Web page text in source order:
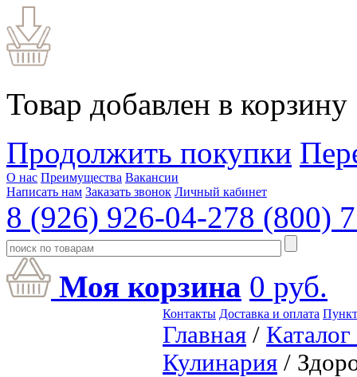
Товар добавлен в корзину
Продолжить покупки
О нас Преимущества Вакансии
Написать нам Заказать звонок Личный кабинет
8 (926) 926-04-278 (800)
Моя корзина 0 руб.
Контакты Доставка и оплата
Главная /
Кулинария /